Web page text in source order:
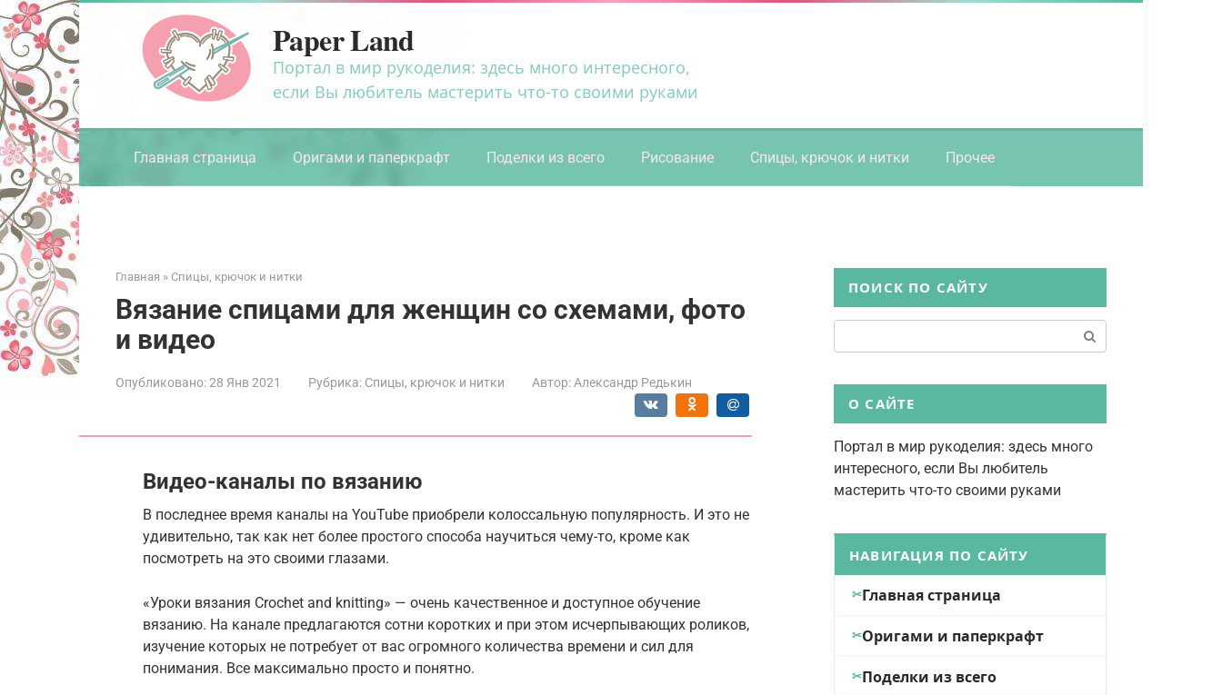
Перейти
к
контенту
Paper Land
Портал в мир рукоделия: здесь много интересного,
если Вы любитель мастерить что-то своими руками
Главная страница Оригами и паперкрафт Поделки из всего Рисование Спицы, крючок и нитки Прочее
Главная » Спицы, крючок и нитки
Вязание спицами для женщин со схемами, фото
и видео
Опубликовано:28 Янв 2021 Рубрика: Спицы, крючок и нитки Автор: Александр Редькин
Видео-каналы по вязанию
В последнее время каналы на YouTube приобрели колоссальную популярность. И это не
удивительно, так как нет более простого способа научиться чему-то, кроме как
посмотреть на это своими глазами.
«Уроки вязания Crochet and knitting» — очень качественное и доступное обучение
вязанию. На канале предлагаются сотни коротких и при этом исчерпывающих роликов,
изучение которых не потребует от вас огромного количества времени и сил для
понимания. Все максимально просто и понятно.
ПОИСК ПО САЙТУ
О САЙТЕ
Портал в мир рукоделия: здесь много
интересного, если Вы любитель
мастерить что-то своими руками
НАВИГАЦИЯ ПО САЙТУ
Главная страница
Оригами и паперкрафт
Поделки из всего